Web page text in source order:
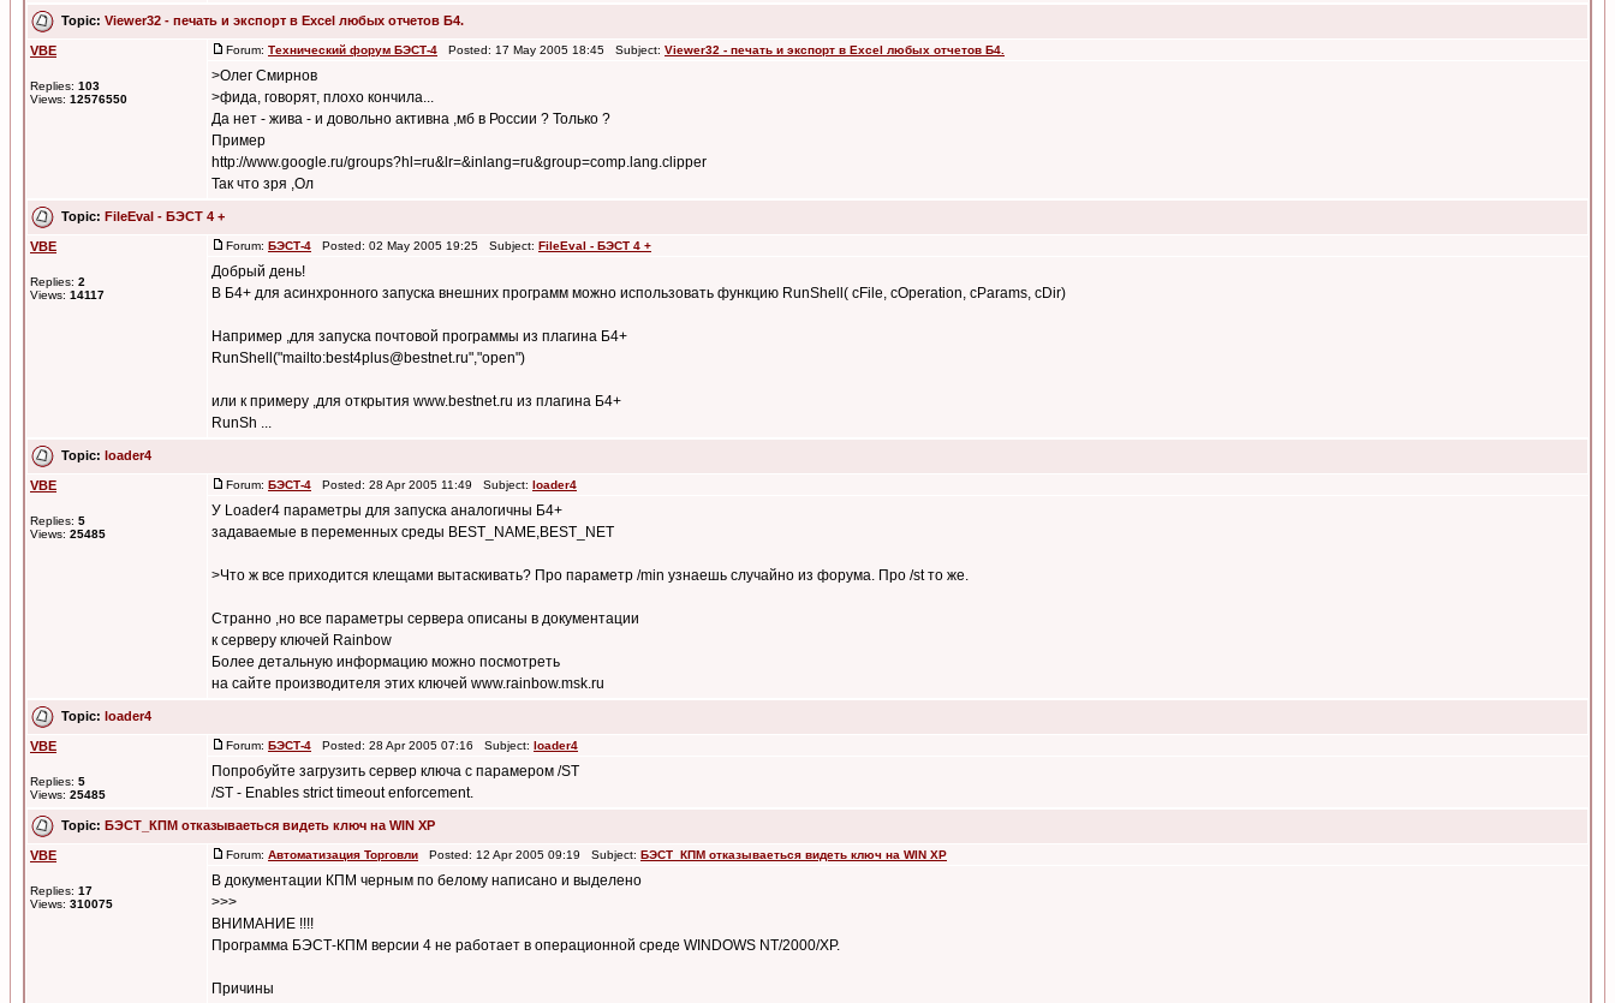
Topic: Viewer32 - печать и экспорт в Excel любых отчетов Б4.
VBE
Replies: 103
Views: 12576550
Forum: Технический форум БЭСТ-4 Posted: 17 May 2005 18:45 Subject: Viewer32 - печать и экспорт в Excel любых отчетов Б4.
>Олег Смирнов
>фида, говорят, плохо кончила...
Да нет - жива - и довольно активна ,мб в России ? Только ?
Пример
http://www.google.ru/groups?hl=ru&lr=&inlang=ru&group=comp.lang.clipper
Так что зря ,Ол
Topic: FileEval - БЭСТ 4 +
VBE
Replies: 2
Views: 14117
Forum: БЭСТ-4 Posted: 02 May 2005 19:25 Subject: FileEval - БЭСТ 4 +
Добрый день!
В Б4+ для асинхронного запуска внешних программ можно использовать функцию RunShell( cFile, cOperation, cParams, cDir)
Например ,для запуска почтовой программы из плагина Б4+
RunShell("mailto:best4plus@bestnet.ru","open")
или к примеру ,для открытия www.bestnet.ru из плагина Б4+
RunSh ...
Topic: loader4
VBE
Replies: 5
Views: 25485
Forum: БЭСТ-4 Posted: 28 Apr 2005 11:49 Subject: loader4
У Loader4 параметры для запуска аналогичны Б4+
задаваемые в переменных среды BEST_NAME,BEST_NET
>Что ж все приходится клещами вытаскивать? Про параметр /min узнаешь случайно из форума. Про /st то же.
Странно ,но все параметры сервера описаны в документации
к серверу ключей Rainbow
Более детальную информацию можно посмотреть
на сайте производителя этих ключей www.rainbow.msk.ru
Topic: loader4
VBE
Replies: 5
Views: 25485
Forum: БЭСТ-4 Posted: 28 Apr 2005 07:16 Subject: loader4
Попробуйте загрузить сервер ключа с парамером /ST
/ST - Enables strict timeout enforcement.
Topic: БЭСТ_КПМ отказываеться видеть ключ на WIN XP
VBE
Replies: 17
Views: 310075
Forum: Автоматизация Торговли Posted: 12 Apr 2005 09:19 Subject: БЭСТ_КПМ отказываеться видеть ключ на WIN XP
В документации КПМ черным по белому написано и выделено
>>>
ВНИМАНИЕ !!!!
Программа БЭСТ-КПМ версии 4 не работает в операционной среде WINDOWS NT/2000/XP.
Причины